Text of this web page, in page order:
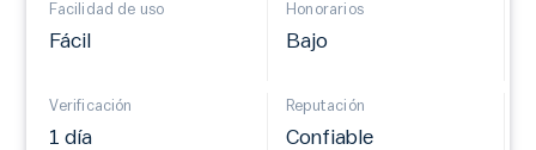
Facilidad de uso
Fácil
Honorarios
Bajo
Verificación
1 día
Reputación
Confiable